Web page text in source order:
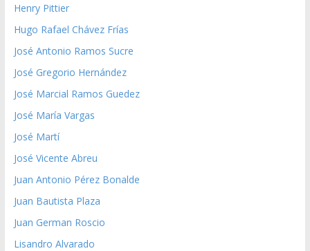
Henry Pittier
Hugo Rafael Chávez Frías
José Antonio Ramos Sucre
José Gregorio Hernández
José Marcial Ramos Guedez
José María Vargas
José Martí
José Vicente Abreu
Juan Antonio Pérez Bonalde
Juan Bautista Plaza
Juan German Roscio
Lisandro Alvarado